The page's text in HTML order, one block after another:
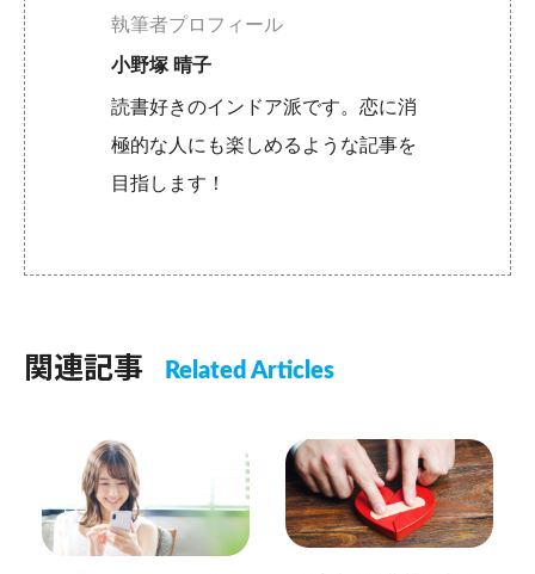
執筆者プロフィール
小野塚 晴子
読書好きのインドア派です。恋に消
極的な人にも楽しめるような記事を
目指します！
関連記事 Related Articles